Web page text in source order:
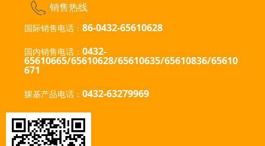
销售热线
国际销售电话： 86-0432-65610628
国内销售电话： 0432-
65610665/65610628/65610635/65610836/65610
671
羰基产品电话： 0432-63279969